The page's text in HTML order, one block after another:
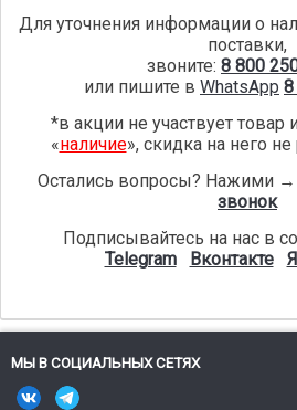
Для уточнения информации о
поставки,
звоните: 8 800
или пишите в WhatsApp 8
*в акции не участвует товар
«наличие», скидка на него не
Остались вопросы? Нажими →
звонок
Подписывайтесь на нас в
Telegram
Вконтакте
МЫ В СОЦИАЛЬНЫХ СЕТЯХ